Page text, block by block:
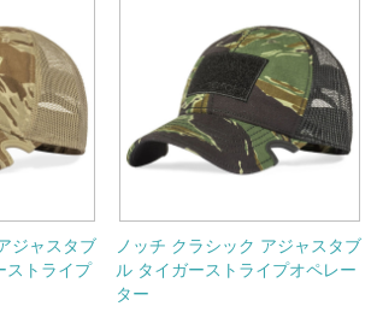
ジャスタブ
ストライプ
ノッチ クラシック アジャスタブ
ル タイガーストライプオペレー
ター